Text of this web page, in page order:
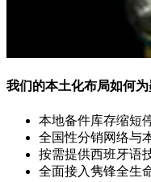
我们的本土化布局如何
本地备件库存缩短
全国性分销网络与
按需提供西班牙语
全面接入隽锋全生